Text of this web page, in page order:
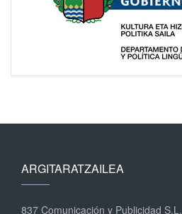
ARGITARATZAILEA
837 Comunicación y Publicidad S.L.